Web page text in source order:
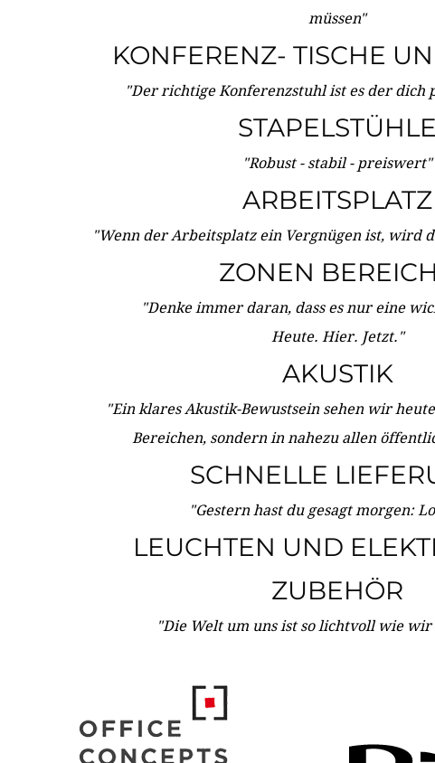
müssen"
KONFERENZ- TISCHE
"Der richtige Konferenzstuhl ist es der dich
STAPELSTÜHLE
"Robust - stabil - preiswert"
ARBEITSPLATZ
"Wenn der Arbeitsplatz ein Vergnügen ist, wird
ZONEN
"Denke immer daran, dass es nur eine
Heute. Hier. Jetzt."
AKUSTIK
"Ein klares Akustik-Bewustsein sehen wir
Bereichen, sondern in nahezu allen
SCHNELLE
"Gestern hast du gesagt morgen:
LEUCHTEN UND
ZUBEHÖR
"Die Welt um uns ist so lichtvoll wie wir